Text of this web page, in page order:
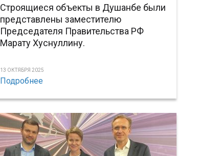
Строящиеся объекты в Душанбе были
представлены заместителю
Председателя Правительства РФ
Марату Хуснуллину.
13 ОКТЯБРЯ 2025
Подробнее